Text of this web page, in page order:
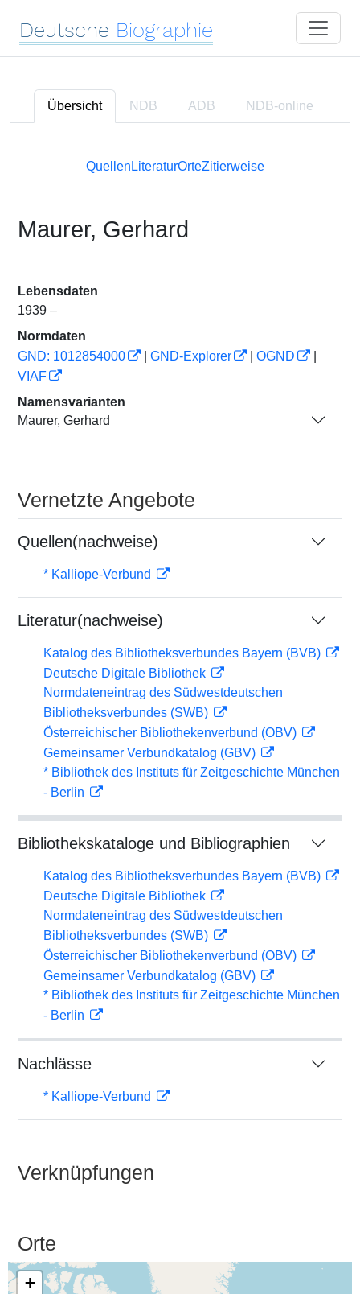
Deutsche Biographie
Übersicht NDB ADB NDB-online
Quellen LiteraturOrteZitierweise
Maurer, Gerhard
Lebensdaten
1939 –
Normdaten
GND: 1012854000
GND-Explorer OGND
VIAF
Namensvarianten
Maurer, Gerhard
Vernetzte Angebote
Quellen(nachweise)
* Kalliope-Verbund
Literatur(nachweise)
Katalog des Bibliotheksverbundes Bayern (BVB)
Deutsche Digitale Bibliothek
Normdateneintrag des Südwestdeutschen
Bibliotheksverbundes (SWB)
Österreichischer Bibliothekenverbund (OBV)
Gemeinsamer Verbundkatalog (GBV)
* Bibliothek des Instituts für Zeitgeschichte München
- Berlin
Bibliothekskataloge und Bibliographien
Katalog des Bibliotheksverbundes Bayern (BVB)
Deutsche Digitale Bibliothek
Normdateneintrag des Südwestdeutschen
Bibliotheksverbundes (SWB)
Österreichischer Bibliothekenverbund (OBV)
Gemeinsamer Verbundkatalog (GBV)
* Bibliothek des Instituts für Zeitgeschichte München
- Berlin
Nachlässe
* Kalliope-Verbund
Verknüpfungen
Orte
+